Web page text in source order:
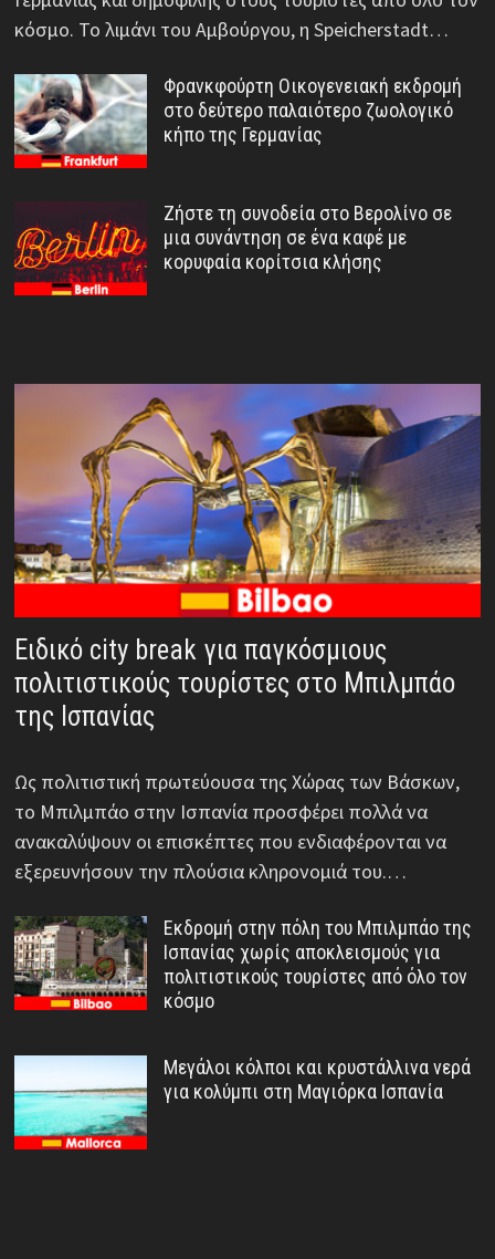
κόσμο. Το λιμάνι του Αμβούργου, η Speicherstadt…
Φρανκφούρτη Οικογενειακή εκδρομή
στο δεύτερο παλαιότερο ζωολογικό
κήπο της Γερμανίας
Ζήστε τη συνοδεία στο Βερολίνο σε
μια συνάντηση σε ένα καφέ με
κορυφαία κορίτσια κλήσης
Ειδικό city break για παγκόσμιους
πολιτιστικούς τουρίστες στο Μπιλμπάο
της Ισπανίας
Ως πολιτιστική πρωτεύουσα της Χώρας των Βάσκων,
το Μπιλμπάο στην Ισπανία προσφέρει πολλά να
ανακαλύψουν οι επισκέπτες που ενδιαφέρονται να
εξερευνήσουν την πλούσια κληρονομιά του.…
Εκδρομή στην πόλη του Μπιλμπάο της
Ισπανίας χωρίς αποκλεισμούς για
πολιτιστικούς τουρίστες από όλο τον
κόσμο
Μεγάλοι κόλποι και κρυστάλλινα νερά
για κολύμπι στη Μαγιόρκα Ισπανία